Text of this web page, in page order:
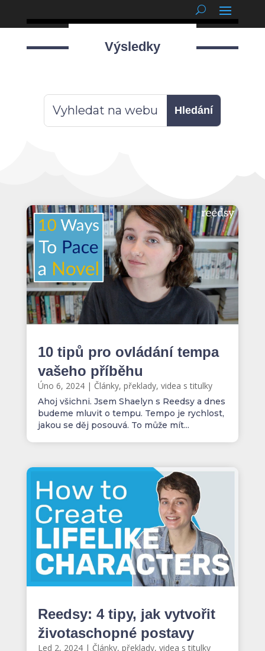
Výsledky
10 tipů pro ovládání tempa
vašeho příběhu
Úno 6, 2024| Články, překlady, videa s titulky
Ahoj všichni. Jsem Shaelyn s Reedsy a dnes
budeme mluvit o tempu. Tempo je rychlost,
jakou se děj posouvá. To může mít...
Reedsy: 4 tipy, jak vytvořit
životaschopné postavy
Led 2, 2024| Články, překlady, videa s titulky